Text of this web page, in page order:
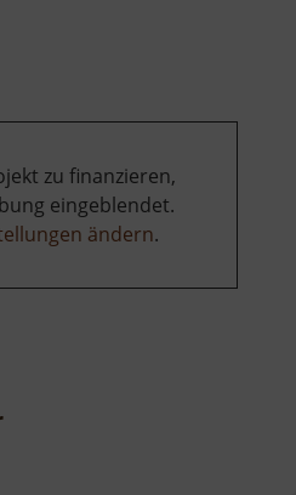
zu finanzieren,
eingeblendet.
ändern.